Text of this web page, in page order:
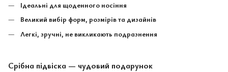
Ідеальні для щоденного носіння
Великий вибір форм, розмірів та дизайнів
Легкі, зручні, не викликають подразнення
Срібна підвіска — чудовий подарунок